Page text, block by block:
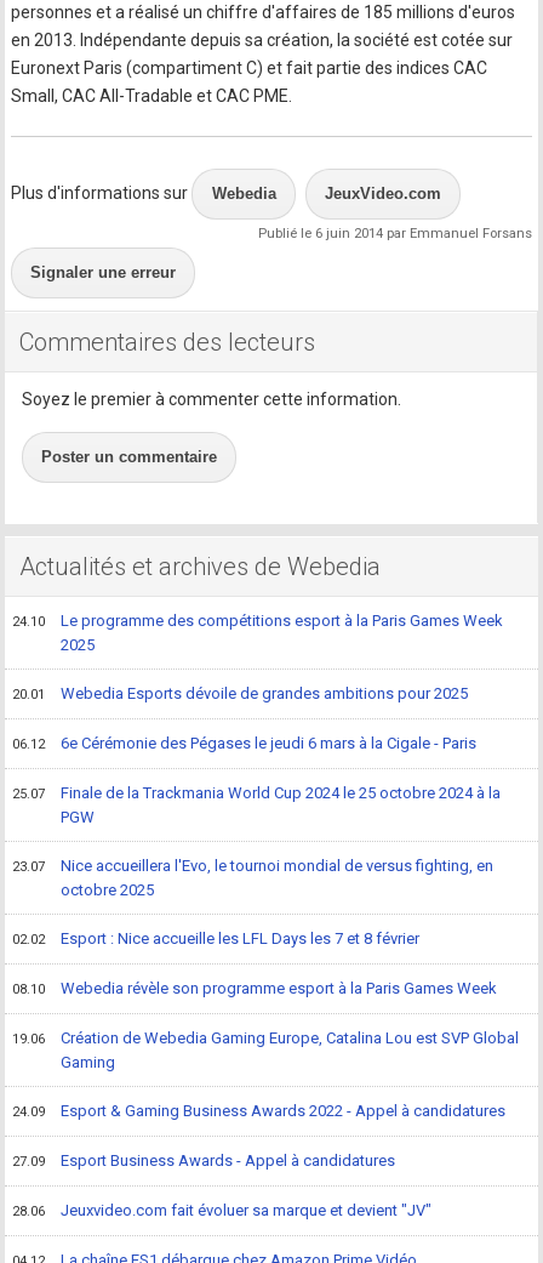
personnes et a réalisé un chiffre d'affaires de 185 millions d'euros
en 2013. Indépendante depuis sa création, la société est cotée sur
Euronext Paris (compartiment C) et fait partie des indices CAC
Small, CAC All-Tradable et CAC PME.
Plus d'informations sur Webedia JeuxVideo.com
Publié le 6 juin 2014 par Emmanuel Forsans
Signaler une erreur
Commentaires des lecteurs
Soyez le premier à commenter cette information.
Poster un commentaire
Actualités et archives de Webedia
24.10
Le programme des compétitions esport à la Paris Games Week
2025
20.01 Webedia Esports dévoile de grandes ambitions pour 2025
06.12 6e Cérémonie des Pégases le jeudi 6 mars à la Cigale - Paris
25.07
Finale de la Trackmania World Cup 2024 le 25 octobre 2024 à la
PGW
23.07
Nice accueillera l'Evo, le tournoi mondial de versus fighting, en
octobre 2025
02.02 Esport : Nice accueille les LFL Days les 7 et 8 février
08.10 Webedia révèle son programme esport à la Paris Games Week
19.06
Création de Webedia Gaming Europe, Catalina Lou est SVP Global
Gaming
24.09 Esport & Gaming Business Awards 2022 - Appel à candidatures
27.09 Esport Business Awards - Appel à candidatures
28.06 Jeuxvideo.com fait évoluer sa marque et devient "JV"